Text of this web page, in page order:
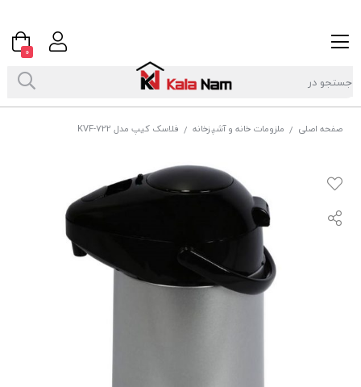
صفحه اصلی / ملزومات خانه و آشپزخانه / فلاسک کیپ مدل KVF-722
0